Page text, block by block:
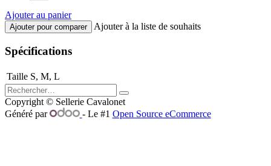
Ajouter au panier
Ajouter pour comparer Ajouter à la liste de souhaits
Spécifications
Taille S, M, L
Copyright © Sellerie Cavalonet
Généré par
- Le #1 Open Source eCommerce